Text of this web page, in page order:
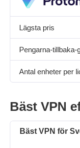
Lägsta pris
Pengarna-tillbaka-
Antal enheter per
Bäst VPN
Bäst VPN för